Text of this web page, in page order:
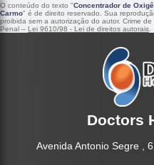
O conteúdo do texto "Concentrador de
Carmo" é de direito reservado. Sua
proibida sem a autorização do autor. Crime
Penal – Lei 9610/98 - Lei de direitos autorais
Doctors
Avenida Antonio Segre ,